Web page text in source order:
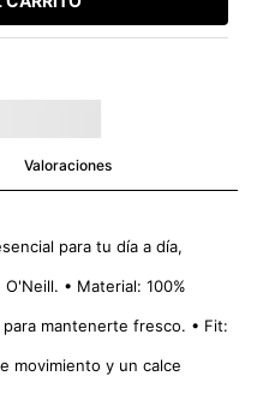
Valoraciones
para tu día a día,
• Material: 100%
mantenerte fresco. • Fit:
movimiento y un calce